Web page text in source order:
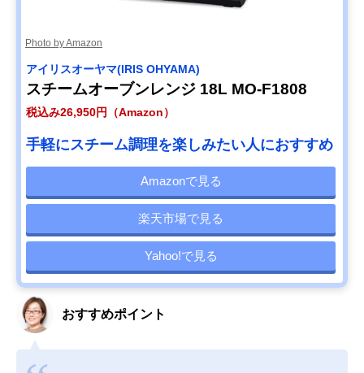
Photo by Amazon
アイリスオーヤマ(IRIS OHYAMA)
スチームオーブンレンジ 18L MO-F1808
税込み26,950円（Amazon）
手軽にスチーム調理を楽しみたい人におすすめ
Amazonで見る
楽天市場で見る
Yahoo!で見る
おすすめポイント